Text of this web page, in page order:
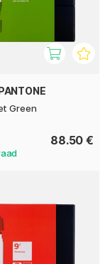
Green
88.50 €